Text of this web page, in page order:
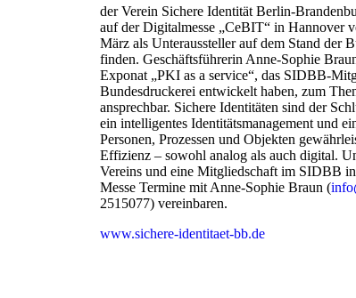
der Verein Sichere Identität Berlin-
auf der Digitalmesse „CeBIT“ in Hannover
März als Unteraussteller auf dem Stand der
finden. Geschäftsführerin Anne-Sophie
Exponat „PKI as a service“, das SIDBB-
Bundesdruckerei entwickelt haben, zum
ansprechbar. Sichere Identitäten sind der
ein intelligentes Identitätsmanagement und
Personen, Prozessen und Objekten
Effizienz – sowohl analog als auch digital.
Vereins und eine Mitgliedschaft im SIDBB
Messe Termine mit Anne-Sophie Braun (
2515077) vereinbaren.
www.sichere-identitaet-bb.de